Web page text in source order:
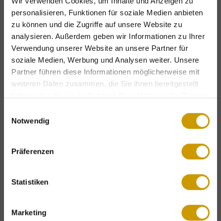
personalisieren, Funktionen für soziale Medien anbieten
zu können und die Zugriffe auf unsere Website zu
analysieren. Außerdem geben wir Informationen zu Ihrer
Verwendung unserer Website an unsere Partner für
soziale Medien, Werbung und Analysen weiter. Unsere
Partner führen diese Informationen möglicherweise mit
weiteren Daten zusammen, die Sie ihnen bereitgestellt
Notwendig
Präferenzen
Statistiken
Marketing
1,32 MB
DOWNLOAD
Exclusive holiday benefits – for a limited